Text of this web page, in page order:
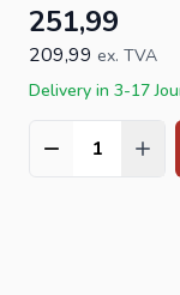
251,99
209,99 ex. TVA
Delivery in 3-17
Quantité